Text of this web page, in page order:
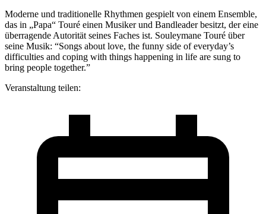
Moderne und traditionelle Rhythmen gespielt von einem Ensemble,
das in „Papa“ Touré einen Musiker und Bandleader besitzt, der eine
überragende Autorität seines Faches ist. Souleymane Touré über
seine Musik: “Songs about love, the funny side of everyday’s
difficulties and coping with things happening in life are sung to
bring people together.”
Veranstaltung teilen: